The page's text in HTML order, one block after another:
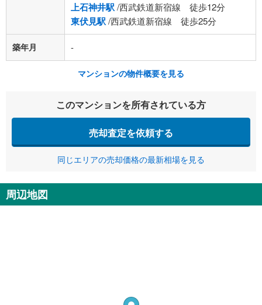
上石神井駅/西武鉄道新宿線 徒歩12分
東伏見駅/西武鉄道新宿線 徒歩25分
築年月 -
マンションの物件概要を見る
このマンションを所有されている方
売却査定を依頼する
同じエリアの売却価格の最新相場を見る
周辺地図